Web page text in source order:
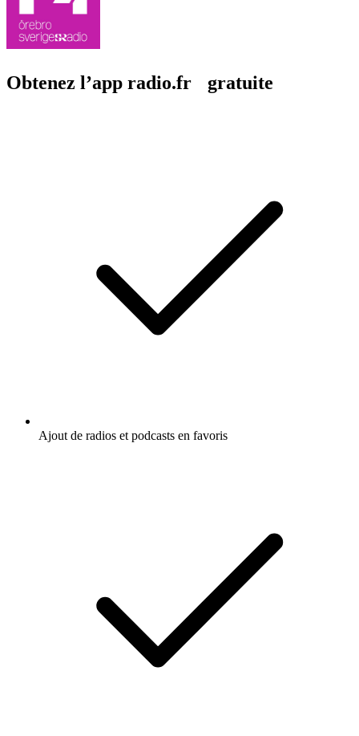
Obtenez l’app radio.fr gratuite
Ajout de radios et podcasts en favoris